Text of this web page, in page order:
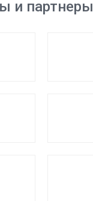
и партнеры